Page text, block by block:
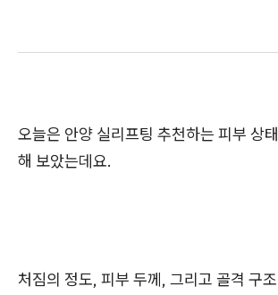
오늘은 안양 실리프팅 추천하는 피부 상
해 보았는데요.
처짐의 정도, 피부 두께, 그리고 골격 구